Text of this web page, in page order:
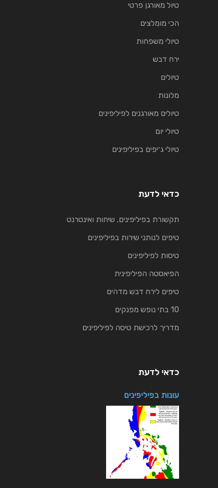
טיול מאורגן פרטי
הכי מומלצים
טיולי משפחות
ירח דבש
טיולים
מלונות
טיולים מאורגנים לפיליפינים
טיולי יום
טיולי ג׳יפים בפיליפינים
כדאי לדעת
תקשורת בפיליפינים, שיחות ואינטרנט
טיפים לנותני שירות בפיליפינים
טיסות לפיליפינים
הפיאסטה הפיליפינית
טיפים לירח דבש מדהים
10 בתי נופש מפנקים
מדריך לרכישת טיסה לפיליפינים
כדאי לדעת
עונות בפיליפינים